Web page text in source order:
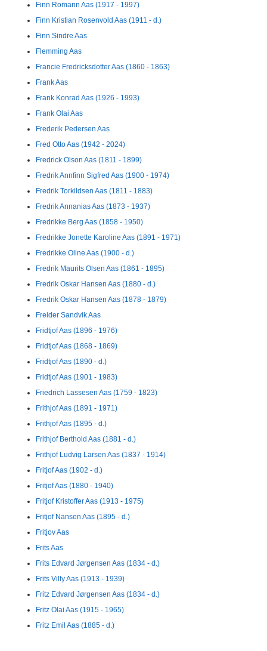
Finn Romann Aas (1917 - 1997)
Finn Kristian Rosenvold Aas (1911 - d.)
Finn Sindre Aas
Flemming Aas
Francie Fredricksdotter Aas (1860 - 1863)
Frank Aas
Frank Konrad Aas (1926 - 1993)
Frank Olai Aas
Frederik Pedersen Aas
Fred Otto Aas (1942 - 2024)
Fredrick Olson Aas (1811 - 1899)
Fredrik Annfinn Sigfred Aas (1900 - 1974)
Fredrik Torkildsen Aas (1811 - 1883)
Fredrik Annanias Aas (1873 - 1937)
Fredrikke Berg Aas (1858 - 1950)
Fredrikke Jonette Karoline Aas (1891 - 1971)
Fredrikke Oline Aas (1900 - d.)
Fredrik Maurits Olsen Aas (1861 - 1895)
Fredrik Oskar Hansen Aas (1880 - d.)
Fredrik Oskar Hansen Aas (1878 - 1879)
Freider Sandvik Aas
Fridtjof Aas (1896 - 1976)
Fridtjof Aas (1868 - 1869)
Fridtjof Aas (1890 - d.)
Fridtjof Aas (1901 - 1983)
Friedrich Lassesen Aas (1759 - 1823)
Frithjof Aas (1891 - 1971)
Frithjof Aas (1895 - d.)
Frithjof Berthold Aas (1881 - d.)
Frithjof Ludvig Larsen Aas (1837 - 1914)
Fritjof Aas (1902 - d.)
Fritjof Aas (1880 - 1940)
Fritjof Kristoffer Aas (1913 - 1975)
Fritjof Nansen Aas (1895 - d.)
Fritjov Aas
Frits Aas
Frits Edvard Jørgensen Aas (1834 - d.)
Frits Villy Aas (1913 - 1939)
Fritz Edvard Jørgensen Aas (1834 - d.)
Fritz Olai Aas (1915 - 1965)
Fritz Emil Aas (1885 - d.)